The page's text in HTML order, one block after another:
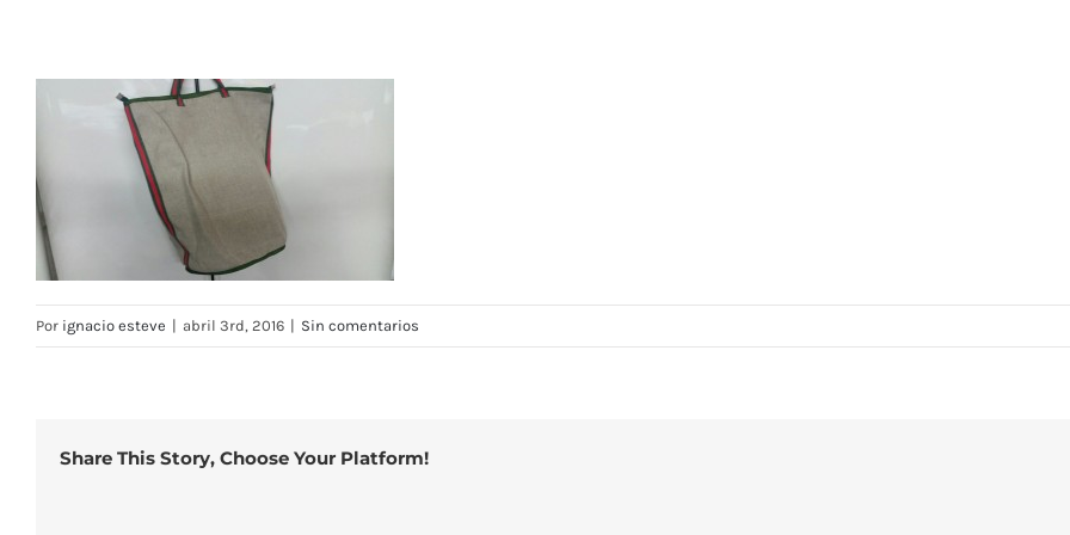
Por ignacio esteve | abril 3rd, 2016 | Sin comentarios
Share This Story, Choose Your Platform!